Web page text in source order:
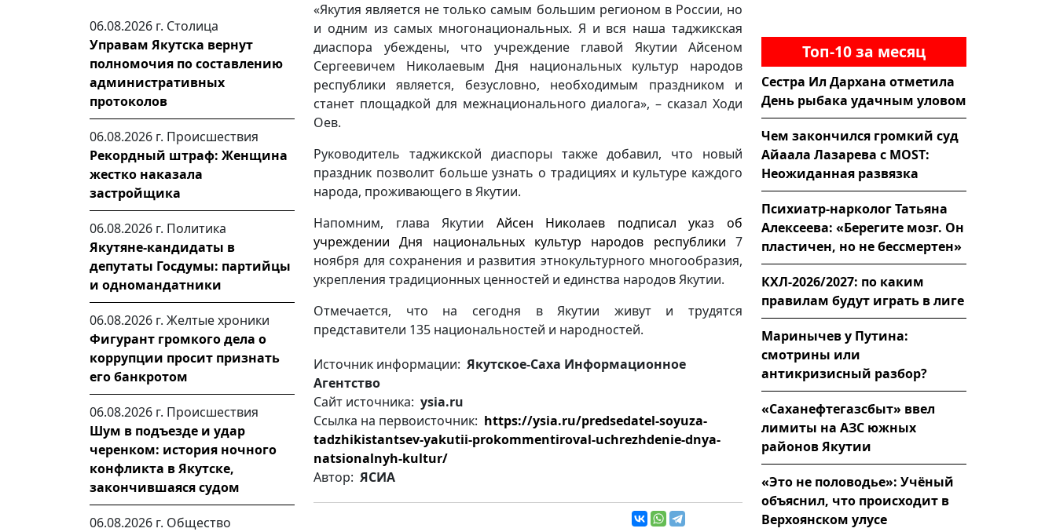
06.08.2026 г. Столица
Управам Якутска вернут
полномочия по составлению
административных
протоколов
06.08.2026 г. Происшествия
Рекордный штраф: Женщина
жестко наказала
застройщика
06.08.2026 г. Политика
Якутяне-кандидаты в
депутаты Госдумы: партийцы
и одномандатники
06.08.2026 г. Желтые хроники
Фигурант громкого дела о
коррупции просит признать
его банкротом
06.08.2026 г. Происшествия
Шум в подъезде и удар
черенком: история ночного
конфликта в Якутске,
закончившаяся судом
06.08.2026 г. Общество
«Якутия является не только самым большим регионом в России, но
и одним из самых многонациональных. Я и вся наша таджикская
диаспора убеждены, что учреждение главой Якутии Айсеном
Сергеевичем Николаевым Дня национальных культур народов
республики является, безусловно, необходимым праздником и
станет площадкой для межнационального диалога», – сказал Ходи
Оев.
Руководитель таджикской диаспоры также добавил, что новый
праздник позволит больше узнать о традициях и культуре каждого
народа, проживающего в Якутии.
Напомним, глава Якутии Айсен Николаев подписал указ об
учреждении Дня национальных культур народов республики 7
ноября для сохранения и развития этнокультурного многообразия,
укрепления традиционных ценностей и единства народов Якутии.
Отмечается, что на сегодня в Якутии живут и трудятся
представители 135 национальностей и народностей.
Источник информации: Якутское-Саха Информационное
Агентство
Сайт источника: ysia.ru
Ссылка на первоисточник: https://ysia.ru/predsedatel-soyuza-
tadzhikistantsev-yakutii-prokommentiroval-uchrezhdenie-dnya-
natsionalnyh-kultur/
Автор: ЯСИА
Топ-10 за месяц
Сестра Ил Дархана отметила
День рыбака удачным уловом
Чем закончился громкий суд
Айаала Лазарева с MOST:
Неожиданная развязка
Психиатр-нарколог Татьяна
Алексеева: «Берегите мозг. Он
пластичен, но не бессмертен»
КХЛ-2026/2027: по каким
правилам будут играть в лиге
Маринычев у Путина:
смотрины или
антикризисный разбор?
«Саханефтегазсбыт» ввел
лимиты на АЗС южных
районов Якутии
«Это не половодье»: Учёный
объяснил, что происходит в
Верхоянском улусе